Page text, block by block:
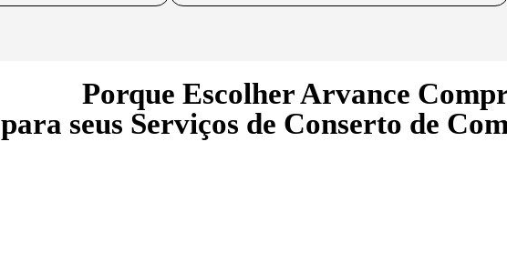
Porque Escolher Arvance
para seus Serviços de Conserto de